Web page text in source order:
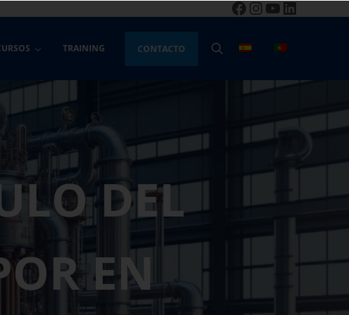
Facebook
Instagram
YouTube
LinkedIn
TRAINING CONTACTO BUSCAR
DEL
EN